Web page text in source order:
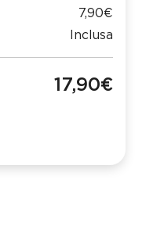
7,90€
Inclusa
17,90€